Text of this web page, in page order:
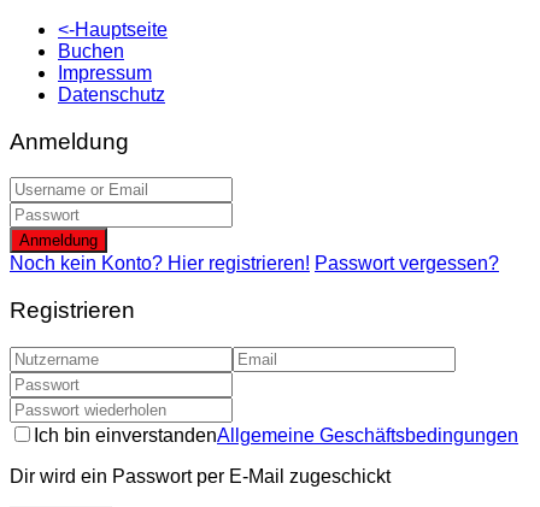
<-Hauptseite
Buchen
Impressum
Datenschutz
Anmeldung
Anmeldung
Noch kein Konto? Hier registrieren! Passwort vergessen?
Registrieren
Ich bin einverstandenAllgemeine Geschäftsbedingungen
Dir wird ein Passwort per E-Mail zugeschickt